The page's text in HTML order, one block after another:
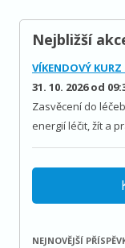
Nejbližší
VÍKENDOVÝ KURZ
31. 10. 2026 od
Zasvěcení do
energií léčit, žít a
NEJNOVĚJŠÍ